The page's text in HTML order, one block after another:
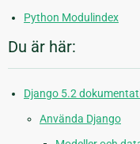
Python Modulindex
Du är här:
Django 5.2
Använda Django